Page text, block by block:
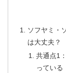
ソフヤミ・
は大丈夫？
共通点1
っている